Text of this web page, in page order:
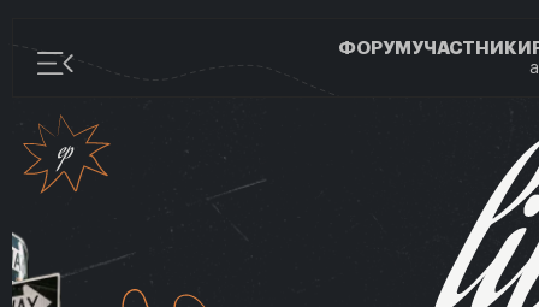
ФОРУМУЧАСТНИКИ